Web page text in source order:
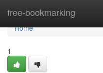
free-bookmarking
Home
Home
1